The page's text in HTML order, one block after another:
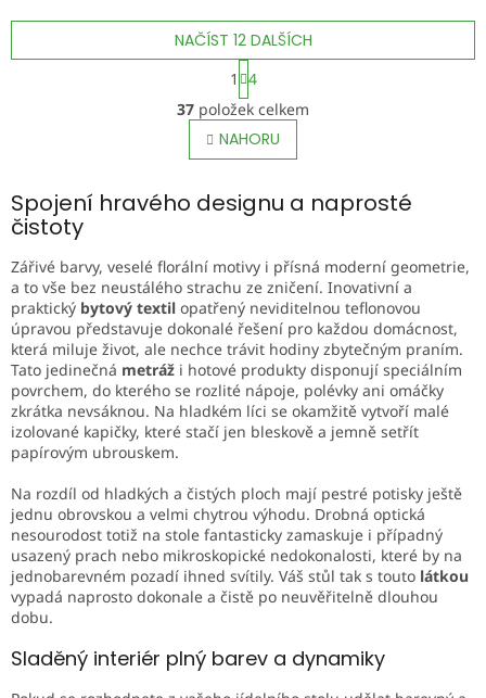
v naší firmě, což zaručuje
vysokou kvalitu. Teflonová
úprava odpuzuje...
v naší firmě, což zaručuje
vysokou kvalitu. Teflonová
úprava odpuzuje...
O
v
l
á
a
c
p
r
v
k
y
v
ý
p
i
NAČÍST 12 DALŠÍCH
S
t
r
á
n
k
v
á
1
4
37 položek celkem
NAHORU
Spojení hravého designu a naprosté
čistoty
Zářivé barvy, veselé florální motivy i přísná moderní geometrie,
a to vše bez neustálého strachu ze zničení. Inovativní a
praktický bytový textil opatřený neviditelnou teflonovou
úpravou představuje dokonalé řešení pro každou domácnost,
která miluje život, ale nechce trávit hodiny zbytečným praním.
Tato jedinečná metráž i hotové produkty disponují speciálním
povrchem, do kterého se rozlité nápoje, polévky ani omáčky
zkrátka nevsáknou. Na hladkém líci se okamžitě vytvoří malé
izolované kapičky, které stačí jen bleskově a jemně setřít
papírovým ubrouskem.
Na rozdíl od hladkých a čistých ploch mají pestré potisky ještě
jednu obrovskou a velmi chytrou výhodu. Drobná optická
nesourodost totiž na stole fantasticky zamaskuje i případný
usazený prach nebo mikroskopické nedokonalosti, které by na
jednobarevném pozadí ihned svítily. Váš stůl tak s touto látkou
vypadá naprosto dokonale a čistě po neuvěřitelně dlouhou
dobu.
Sladěný interiér plný barev a dynamiky